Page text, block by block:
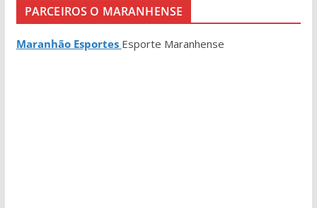
PARCEIROS O MARANHENSE
Maranhão Esportes Esporte Maranhense